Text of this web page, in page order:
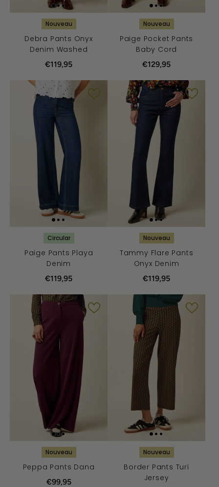
Nouveau
Debra Pants Onyx
Denim Washed
€119,95
Nouveau
Paige Pocket Pants
Baby Cord
€129,95
Circular
Paige Pants Playa
Denim
€119,95
Nouveau
Tammy Flare Pants
Onyx Denim
€119,95
Nouveau
Peppa Pants Dana
€99,95
Nouveau
Border Pants Turi
Jersey